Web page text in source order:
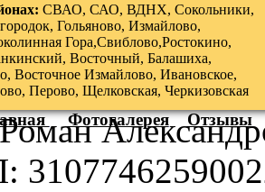
СВАО, САО, ВДНХ, Сокольники,
Гольяново, Измайлово,
Гора,Свиблово,Ростокино,
Восточный, Балашиха,
Восточное Измайлово, Ивановское,
Перово, Щелковская, Черкизовская
Фотогалерея Отзывы